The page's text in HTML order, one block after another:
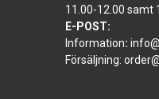
11.00-12.00 samt
E-POST:
Information:
Försäljning: